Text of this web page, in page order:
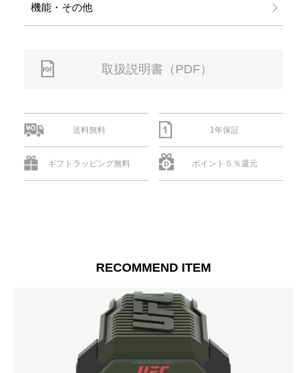
機能・その他
取扱説明書（PDF）
送料無料 1年保証
ギフトラッピング無料 ポイント５％還元
RECOMMEND ITEM